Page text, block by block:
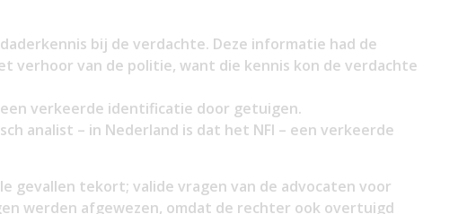
bij de verdachte. Deze informatie had de
verhoor van de politie, want die kennis kon de verdachte
een verkeerde identificatie door getuigen.
analist – in Nederland is dat het NFI – een verkeerde
gevallen tekort; valide vragen van de advocaten voor
werden afgewezen, omdat de rechter ook overtuigd